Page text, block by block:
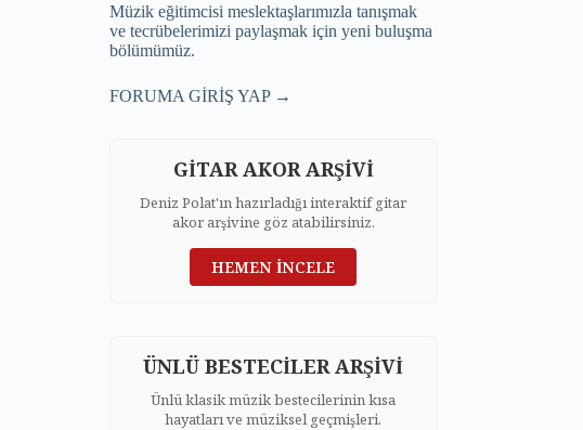
Müzik eğitimcisi meslektaşlarımızla tanışmak
ve tecrübelerimizi paylaşmak için yeni buluşma
bölümümüz.
FORUMA GİRİŞ YAP →
GİTAR AKOR ARŞİVİ
Deniz Polat'ın hazırladığı interaktif gitar
akor arşivine göz atabilirsiniz.
HEMEN İNCELE
ÜNLÜ BESTECİLER ARŞİVİ
Ünlü klasik müzik bestecilerinin kısa
hayatları ve müziksel geçmişleri.